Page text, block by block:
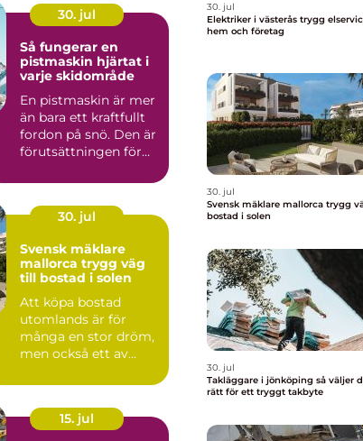
30. jul
Så fungerar en
pistmaskin hjärtat i
varje skidområde
En pistmaskin är mer
än bara ett kraftfullt
fordon på snö. Den är
förutsättningen för
30. jul
Svensk mäklare
mallorca trygg väg
till bostad i solen
Att köpa bostad
utomlands är för
många en stor dröm,
men också ett av
Mallorca...
15. jul
30. jul
Elektriker i västerås trygg elservice för
hem och företag
30. jul
Svensk mäklare mallorca trygg väg till
bostad i solen
30. jul
Takläggare i jönköping så väljer du
rätt för ett tryggt takbyte